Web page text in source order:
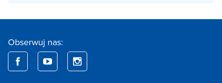
Obserwuj nas: